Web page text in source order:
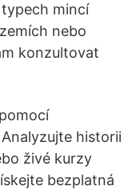
mincí
nebo
konzultovat
historii
živé kurzy
bezplatná